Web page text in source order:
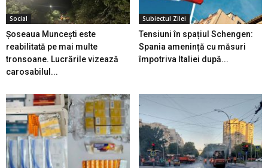
Social
Șoseaua Muncești este
reabilitată pe mai multe
tronsoane. Lucrările vizează
carosabilul...
Subiectul Zilei
Tensiuni în spațiul Schengen:
Spania amenință cu măsuri
împotriva Italiei după...